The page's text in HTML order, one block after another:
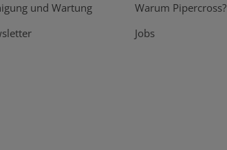
und Wartung
Warum Pipercross?
Jobs